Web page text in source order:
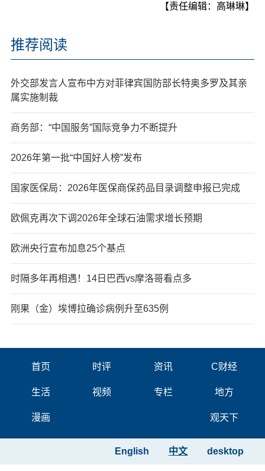
【责任编辑：高琳琳】
推荐阅读
外交部发言人宣布中方对菲律宾国防部长特奥多罗及其亲
属实施制裁
商务部：“中国服务”国际竞争力不断提升
2026年第一批“中国好人榜”发布
国家医保局：2026年医保商保药品目录调整申报已完成
欧佩克再次下调2026年全球石油需求增长预期
欧洲央行宣布加息25个基点
时隔多年再相遇！14日巴西vs摩洛哥看点多
刚果（金）埃博拉确诊病例升至635例
首页 时评 资讯 C财经
生活 视频 专栏 地方
漫画 观天下
desktop
中文
English